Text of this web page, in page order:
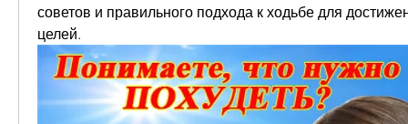
советов и правильного подхода к ходьбе для
целей.